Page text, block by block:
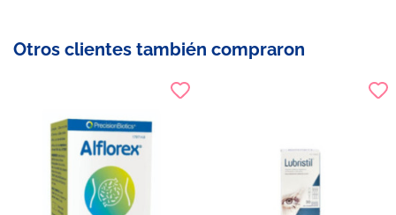
Otros clientes también compraron